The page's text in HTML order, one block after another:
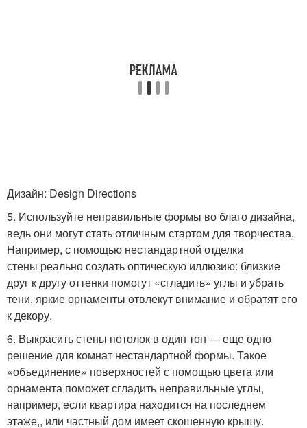
Дизайн: Design Directions
5. Используйте неправильные формы во благо дизайна,
ведь они могут стать отличным стартом для творчества.
Например, с помощью нестандартной отделки
стены реально создать оптическую иллюзию: близкие
друг к другу оттенки помогут «сгладить» углы и убрать
тени, яркие орнаменты отвлекут внимание и обратят его
к декору.
6. Выкрасить стены потолок в один тон — еще одно
решение для комнат нестандартной формы. Такое
«объединение» поверхностей с помощью цвета или
орнамента поможет сгладить неправильные углы,
например, если квартира находится на последнем
этаже,, или частный дом имеет скошенную крышу.